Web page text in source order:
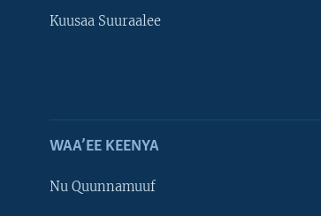
Kuusaa Suuraalee
WAA’EE KEENYA
Nu Quunnamuuf